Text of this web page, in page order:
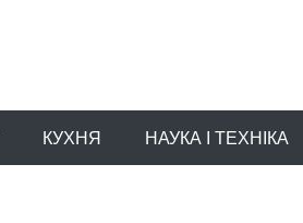
КУХНЯ НАУКА І ТЕХНІКА